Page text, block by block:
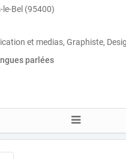
le-Bel (95400)
et medias, Graphiste,
parlées